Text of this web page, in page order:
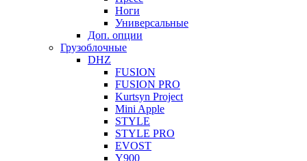
Ноги
Универсальные
Доп. опции
Грузоблочные
DHZ
FUSION
FUSION PRO
Kurtsyn Project
Mini Apple
STYLE
STYLE PRO
EVOST
Y900